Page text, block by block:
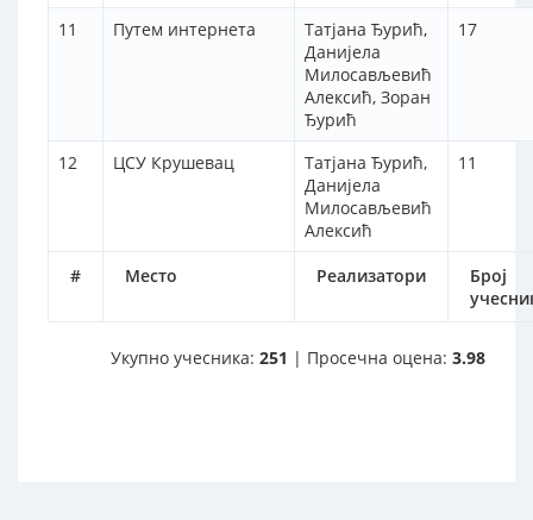
# Место Реализатори
Број
11 Путем интернета
Татјана Ђурић,
Данијела
Милосављевић
Алексић, Зоран
Ђурић
17
12 ЦСУ Крушевац
Татјана Ђурић,
Данијела
Милосављевић
Алексић
11
Укупно учесника: 251 | Просечна оцена: 3.98